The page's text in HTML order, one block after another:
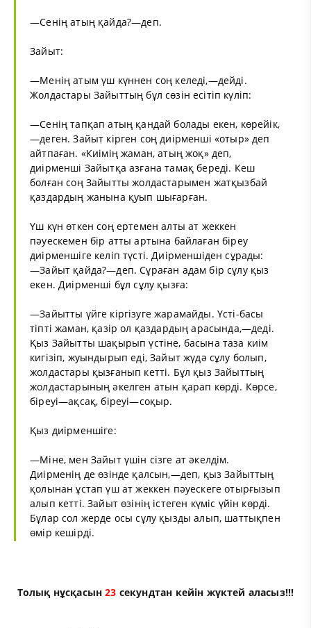
—Сенің атың қайда?—деп.
Зайыт:
—Менің атым үш күннен соң келеді,—дейді.
Жолдастары Зайыттың бұл сөзін есітіп күліп:
—Сенің тапқап атың қандай болады екен, көрейік,
—деген. Зайыт кірген соң диірменші «отыр» деп
айтпаған. «Киімің жаман, атың жоқ» деп,
диірменші Зайытқа азғана тамақ береді. Кеш
болған соң Зайытты жолдастарымен жатқызбай
қаздардың жанына қуып шығарған.
Үш күн өткен соң ертемен алты ат жеккен
пәуескемен бір атты артына байлаған біреу
диірменшіге келіп түсті. Диірменшіден сұрады:
—Зайыт қайда?—деп. Сұраған адам бір сұлу қыз
екен. Диірменші бұл сұлу қызға:
—Зайытты үйге кіргізуге жарамайды. Үсті-басы
тіпті жаман, қазір ол қаздардың арасында,—деді.
Қыз Зайытты шақырып үстіне, басына таза киім
кигізіп, жуындырып еді, Зайыт жүдә сұлу болып,
жолдастары қызғанып кетті. Бұл қыз Зайыттың
жолдастарының әкелген атын қарап көрді. Көрсе,
біреуі—ақсақ, біреуі—соқыр.
Қыз диірменшіге:
—Міне, мен Зайыт үшін сізге ат әкелдім.
Диірменің де өзінде қалсын,—деп, қыз Зайыттың
қолынан ұстап үш ат жеккен пәуескеге отырғызып
алып кетті. Зайыт өзінің істеген күміс үйін көрді.
Бұлар сол жерде осы сұлу қызды алып, шаттықпен
өмір кешірді.
Толық нұсқасын23 секундтан кейін жүктей аласыз!!!